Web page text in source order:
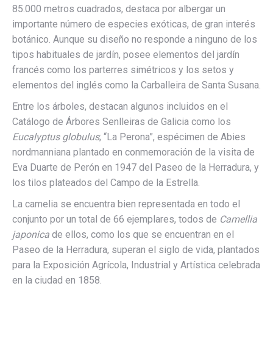
85.000 metros cuadrados, destaca por albergar un
importante número de especies exóticas, de gran interés
botánico. Aunque su diseño no responde a ninguno de los
tipos habituales de jardín, posee elementos del jardín
francés como los parterres simétricos y los setos y
elementos del inglés como la Carballeira de Santa Susana.
Entre los árboles, destacan algunos incluidos en el
Catálogo de Árbores Senlleiras de Galicia como los
Eucalyptus globulus; “La Perona”, espécimen de Abies
nordmanniana plantado en conmemoración de la visita de
Eva Duarte de Perón en 1947 del Paseo de la Herradura, y
los tilos plateados del Campo de la Estrella.
La camelia se encuentra bien representada en todo el
conjunto por un total de 66 ejemplares, todos de Camellia
japonica de ellos, como los que se encuentran en el
Paseo de la Herradura, superan el siglo de vida, plantados
para la Exposición Agrícola, Industrial y Artística celebrada
en la ciudad en 1858.